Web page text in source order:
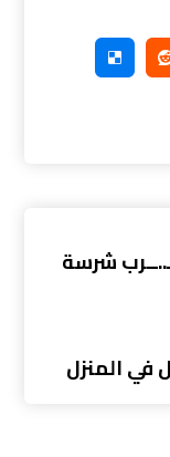
شرسة
في المنزل